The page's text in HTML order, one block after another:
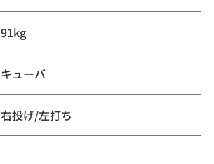
91kg
キューバ
右投げ/左打ち